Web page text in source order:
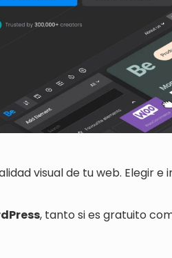
visual de tu web.
, tanto si es gratuito